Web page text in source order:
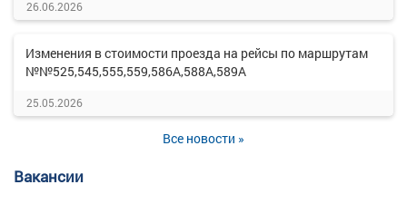
26.06.2026
Изменения в стоимости проезда на рейсы по маршрутам
№№525,545,555,559,586А,588А,589А
25.05.2026
Все новости »
Вакансии